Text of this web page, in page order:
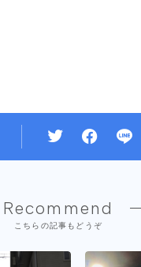
Recommend
こちらの記事もどうぞ